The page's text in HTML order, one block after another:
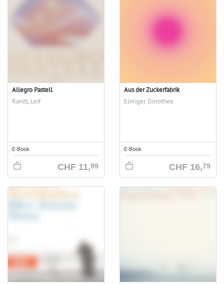
Allegro Pastell
Randt, Leif
E-Book
CHF 11,99
Aus der Zuckerfabrik
Elmiger, Dorothee
E-Book
CHF 16,79